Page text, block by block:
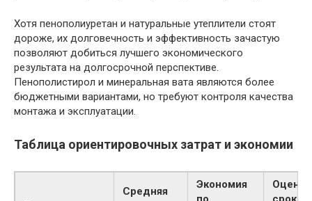
Хотя пенополиуретан и натуральные утеплители стоят
дороже, их долговечность и эффективность зачастую
позволяют добиться лучшего экономического
результата на долгосрочной перспективе.
Пенополистирол и минеральная вата являются более
бюджетными вариантами, но требуют контроля качества
монтажа и эксплуатации.
Таблица ориентировочных затрат и экономии
Средняя
Экономия